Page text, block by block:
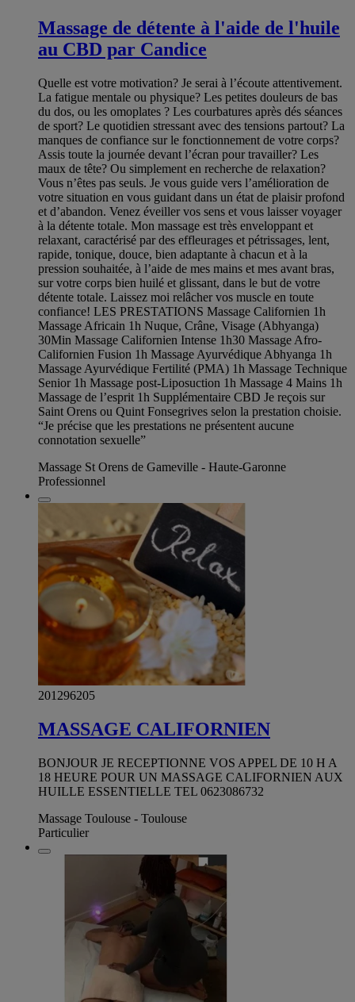
Massage de détente à l'aide de l'huile
au CBD par Candice
Quelle est votre motivation? Je serai à l’écoute attentivement.
La fatigue mentale ou physique? Les petites douleurs de bas
du dos, ou les omoplates ? Les courbatures après dés séances
de sport? Le quotidien stressant avec des tensions partout? La
manques de confiance sur le fonctionnement de votre corps?
Assis toute la journée devant l’écran pour travailler? Les
maux de tête? Ou simplement en recherche de relaxation?
Vous n’êtes pas seuls. Je vous guide vers l’amélioration de
votre situation en vous guidant dans un état de plaisir profond
et d’abandon. Venez éveiller vos sens et vous laisser voyager
à la détente totale. Mon massage est très enveloppant et
relaxant, caractérisé par des effleurages et pétrissages, lent,
rapide, tonique, douce, bien adaptante à chacun et à la
pression souhaitée, à l’aide de mes mains et mes avant bras,
sur votre corps bien huilé et glissant, dans le but de votre
détente totale. Laissez moi relâcher vos muscle en toute
confiance! LES PRESTATIONS Massage Californien 1h
Massage Africain 1h Nuque, Crâne, Visage (Abhyanga)
30Min Massage Californien Intense 1h30 Massage Afro-
Californien Fusion 1h Massage Ayurvédique Abhyanga 1h
Massage Ayurvédique Fertilité (PMA) 1h Massage Technique
Senior 1h Massage post-Liposuction 1h Massage 4 Mains 1h
Massage de l’esprit 1h Supplémentaire CBD Je reçois sur
Saint Orens ou Quint Fonsegrives selon la prestation choisie.
“Je précise que les prestations ne présentent aucune
connotation sexuelle”
Massage St Orens de Gameville - Haute-Garonne
Professionnel
201296205
MASSAGE CALIFORNIEN
BONJOUR JE RECEPTIONNE VOS APPEL DE 10 H A
18 HEURE POUR UN MASSAGE CALIFORNIEN AUX
HUILLE ESSENTIELLE TEL 0623086732
Massage Toulouse - Toulouse
Particulier